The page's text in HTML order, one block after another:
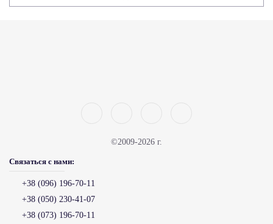
©2009-2026 г.
Связаться с нами:
+38 (096) 196-70-11
+38 (050) 230-41-07
+38 (073) 196-70-11